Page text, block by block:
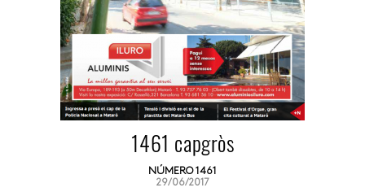
1461 capgròs
NÚMERO 1461
29/06/2017